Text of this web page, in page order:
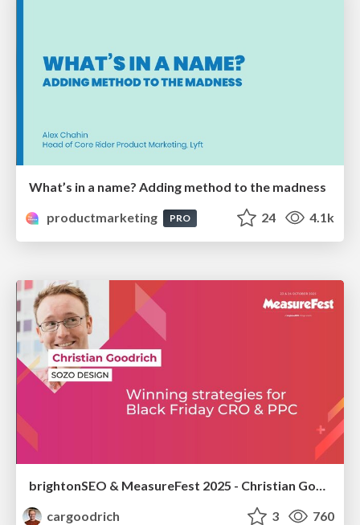
What’s in a name? Adding method to the madness
productmarketing
PRO 24 4.1k
brightonSEO & MeasureFest 2025 - Christian Goodrich - Winning strategies for Black Friday CRO & PPC
cargoodrich
3 760